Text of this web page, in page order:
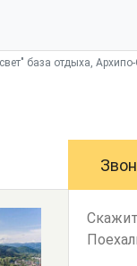
база отдыха,